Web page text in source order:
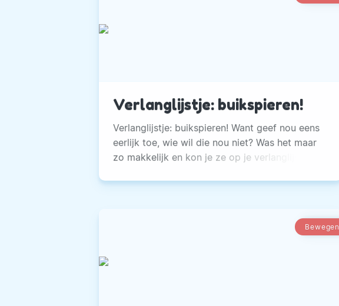
Verlanglijstje: buikspieren!
Verlanglijstje: buikspieren! Want geef nou eens
eerlijk toe, wie wil die nou niet? Was het maar
zo makkelijk en kon je ze op je verlanglijstje
werkelijkheid gaan hier bloed, zweet en tranen
Bewegen